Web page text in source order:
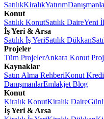
SatılıkKiralıkYatırım
Konut
Satılık KonutSatılık DaireYeni
İş Yeri & Arsa
Satılık İş YeriSatılık Dükkan
Projeler
Tüm ProjelerAnkara Konut
Kaynaklar
Satın Alma RehberiKonut
DanışmanlarEmlakjet Blog
Konut
Kiralık KonutKiralık Daire
İş Yeri & Arsa